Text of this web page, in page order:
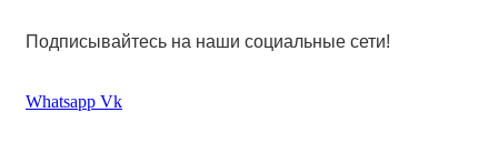
Подписывайтесь на наши социальные сети!
Whatsapp Vk